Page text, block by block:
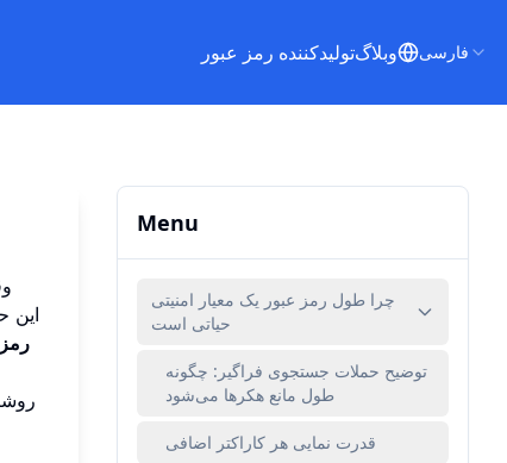
تولیدکننده رمز عبوروبلاگ فارسی
این
رمز
Menu
چرا طول رمز عبور یک معیار امنیتی
حیاتی است
توضیح حملات جستجوی فراگیر: چگونه
طول مانع هکرها می‌شود
قدرت نمایی هر کاراکتر اضافی